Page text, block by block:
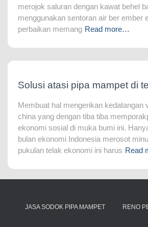
merojok saluran dengan kawat behel
menggunakan sentoran air ber ember
perbaikan memang Read more…
Solusi atasi pipa mampet di
Membuat hal mengerikan kedatangan
china yang dengan tiba tiba
ekonomi sosial di muka bumi ini.
bulan ekonomi Indonesia merosot
pukulan telak ekonomi ini harus Read
JASA SODOK PIPA MAMPET RENO